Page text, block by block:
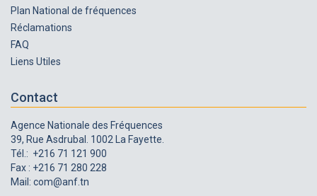
Plan National de fréquences
Réclamations
FAQ
Liens Utiles
Contact
Agence Nationale des Fréquences
39, Rue Asdrubal. 1002 La Fayette.
Tél.: +216 71 121 900
Fax : +216 71 280 228
Mail: com@anf.tn